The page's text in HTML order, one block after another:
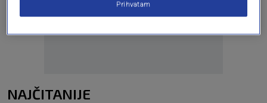
NAJČITANIJE
Prihvatam